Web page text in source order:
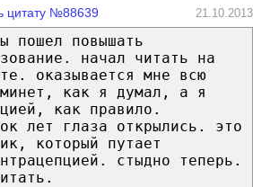
цитату №88639 21.10.2013
пошел повышать
начал читать на
оказывается мне всю
как я думал, а я
как правило.
лет глаза открылись. это
который путает
стыдно теперь.